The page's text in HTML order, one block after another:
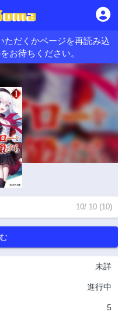
ただくかページを再読み込
お待ちください。
10/ 10 (10)
未詳
進行中
5